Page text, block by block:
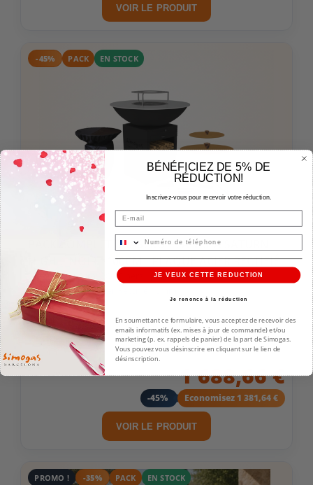
VOIR LE PRODUIT
-45% PACK EN STOCK
PACK COMPLET BRASERO PLANCHA SATURN
HIGH L NOIR - 100CM - PLAQUE ACIER RECTIFIÉ
Diamètre 100cm (20-30 pers.) personnes
Matière plaque: Acier Rectifié 10mm
Matière: Acier Peint
Modèle: Saturn
3 070,30 €
1 688,66 €
-45% Economisez 1 381,64 €
VOIR LE PRODUIT
PROMO ! -35% PACK EN STOCK
BÉNÉFICIEZ DE 5% DE
RÉDUCTION!
Inscrivez-vous pour recevoir votre réduction.
Email
JE VEUX CETTE REDUCTION
Je renonce à la réduction
En soumettant ce formulaire, vous acceptez de recevoir des
emails informatifs (ex. mises à jour de commande) et/ou
marketing (p. ex. rappels de panier) de la part de Simogas.
Vous pouvez vous désinscrire en cliquant sur le lien de
désinscription.